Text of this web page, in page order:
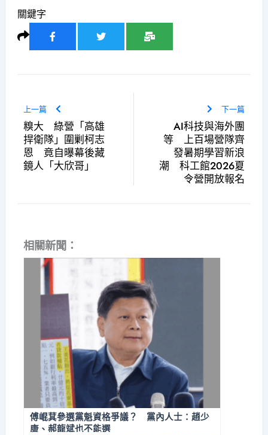
關鍵字
上一篇
糗大 綠營「高雄
捍衛隊」圍剿柯志
恩 竟自曝幕後藏
鏡人「大欣哥」
下一篇
AI科技與海外團
等 上百場營隊齊
發暑期學習新浪
潮 科工館2026夏
令營開放報名
相關新聞：
傅崐萁參選黨魁資格爭議？ 黨內人士：趙少
康、郝龍斌也不能選